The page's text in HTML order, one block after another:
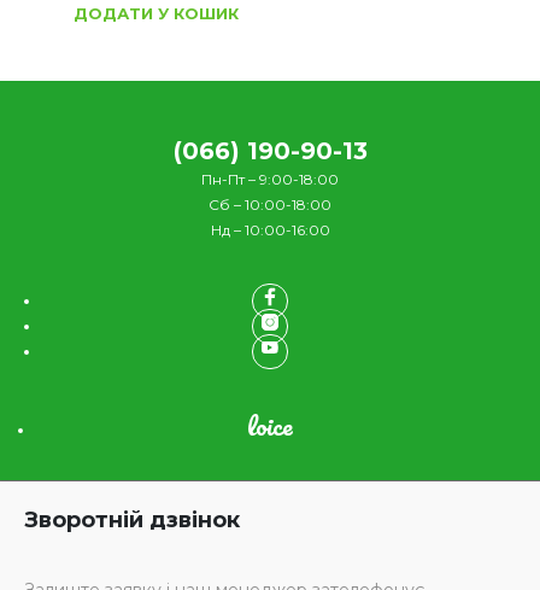
ДОДАТИ У КОШИК
(066) 190-90-13
Пн-Пт – 9:00-18:00
Сб – 10:00-18:00
Нд – 10:00-16:00
loice
Зворотній дзвінок